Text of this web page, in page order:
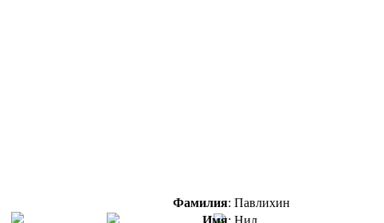
Фамилия: Павлихин
Имя: Нил